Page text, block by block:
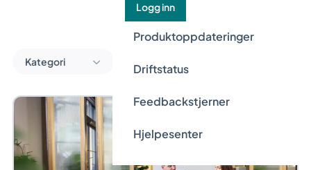
Logg inn
Produktoppdateringer
Driftstatus
Feedbackstjerner
Hjelpesenter
Kategori